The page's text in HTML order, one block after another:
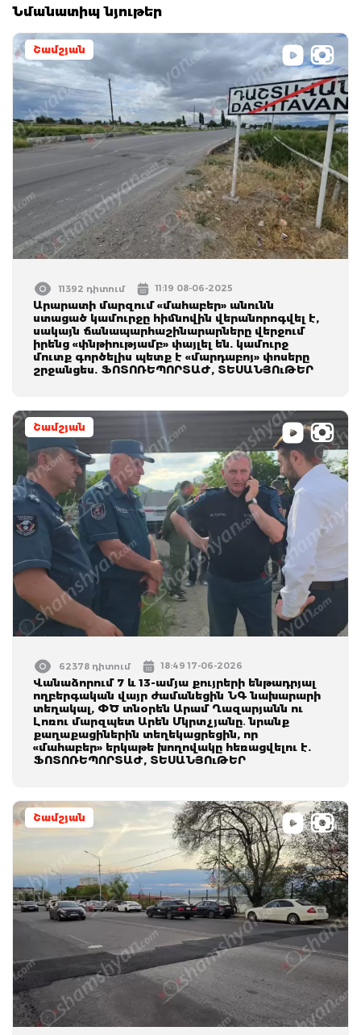
Նմանատիպ նյութեր
Շամշյան
11392 դիտում 11:19 08-06-2025
Արարատի մարզում «մահաբեր» անունն
ստացած կամուրջը հիմնովին վերանորոգվել է,
սակայն ճանապարհաշինարարները վերջում
իրենց «փնթիությամբ» փայլել են. կամուրջ
մուտք գործելիս պետք է «մարդաբոյ» փոսերը
շրջանցես. ՖՈՏՈՌԵՊՈՐՏԱԺ, ՏԵՍԱՆՅՈւԹԵՐ
Շամշյան
62378 դիտում 18:49 17-06-2026
Վանաձորում 7 և 13-ամյա քույրերի ենթադրյալ
ողբերգական վայր ժամանեցին ՆԳ նախարարի
տեղակալ, ՓԾ տնօրեն Արամ Ղազարյանն ու
Լոռու մարզպետ Արեն Մկրտչյանը․ նրանք
քաղաքացիներին տեղեկացրեցին, որ
«մահաբեր» երկաթե խողովակը հեռացվելու է.
ՖՈՏՈՌԵՊՈՐՏԱԺ, ՏԵՍԱՆՅՈւԹԵՐ
Շամշյան